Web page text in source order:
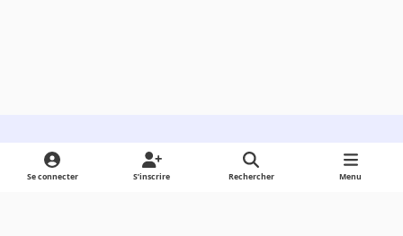
Light ModeDark ModeSystem Preference
Se connecter S’inscrire Rechercher Menu